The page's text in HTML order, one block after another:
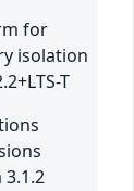
for
isolation
T